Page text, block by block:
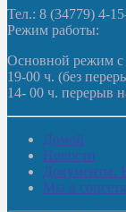
Тел.: 8 (34779) 4-
Режим работы:
Основной режим с
19-00 ч. (без
14- 00 ч. перерыв
Домой
Новости
Документы.
Мы в